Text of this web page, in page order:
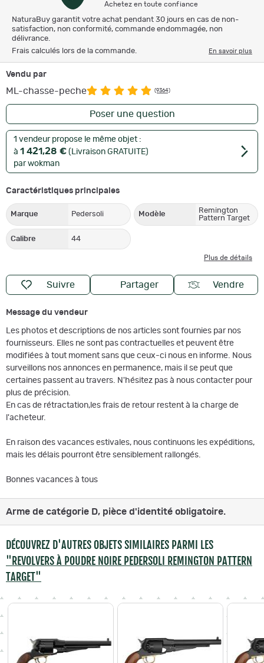
Achetez en toute confiance
NaturaBuy garantit votre achat pendant 30 jours en cas de non-
satisfaction, non conformité, commande endommagée, non
délivrance.
Frais calculés lors de la commande.
En savoir plus
Vendu par
ML-chasse-peche (9364)
Poser une question
1 vendeur propose le même objet :
à 1 421,28 € (Livraison GRATUITE)
par wokman
Caractéristiques principales
Marque Pedersoli Modèle
Remington
Pattern Target
Calibre 44
Plus de détails
Suivre Partager Vendre
Message du vendeur
Les photos et descriptions de nos articles sont fournies par nos
fournisseurs. Elles ne sont pas contractuelles et peuvent être
modifiées à tout moment sans que ceux-ci nous en informe. Nous
surveillons nos annonces en permanence, mais il se peut que
certaines passent au travers. N'hésitez pas à nous contacter pour
plus de précision.
En cas de rétractation,les frais de retour restent à la charge de
l'acheteur.
En raison des vacances estivales, nous continuons les expéditions,
mais les délais pourront être sensiblement rallongés.
Bonnes vacances à tous
Arme de catégorie D, pièce d'identité obligatoire.
DÉCOUVREZ D'AUTRES OBJETS SIMILAIRES PARMI LES
"REVOLVERS À POUDRE NOIRE PEDERSOLI REMINGTON PATTERN
TARGET"